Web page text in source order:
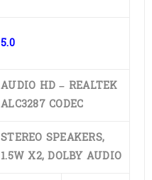
5.0
AUDIO HD – REALTEK
ALC3287 CODEC
STEREO SPEAKERS,
1.5W X2, DOLBY AUDIO